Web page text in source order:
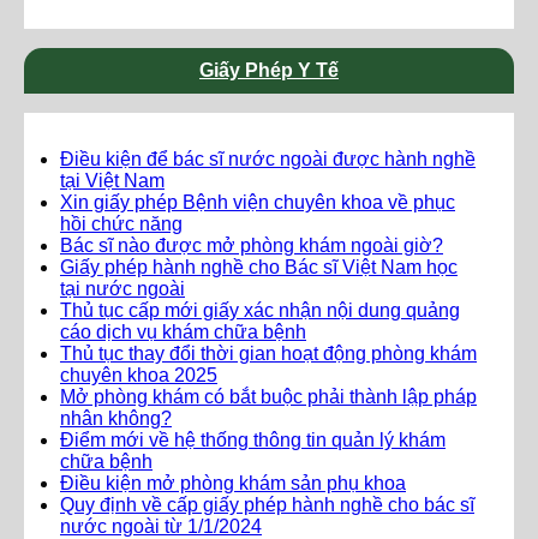
Giấy Phép Y Tế
Điều kiện để bác sĩ nước ngoài được hành nghề
tại Việt Nam
Xin giấy phép Bệnh viện chuyên khoa về phục
hồi chức năng
Bác sĩ nào được mở phòng khám ngoài giờ?
Giấy phép hành nghề cho Bác sĩ Việt Nam học
tại nước ngoài
Thủ tục cấp mới giấy xác nhận nội dung quảng
cáo dịch vụ khám chữa bệnh
Thủ tục thay đổi thời gian hoạt động phòng khám
chuyên khoa 2025
Mở phòng khám có bắt buộc phải thành lập pháp
nhân không?
Điểm mới về hệ thống thông tin quản lý khám
chữa bệnh
Điều kiện mở phòng khám sản phụ khoa
Quy định về cấp giấy phép hành nghề cho bác sĩ
nước ngoài từ 1/1/2024